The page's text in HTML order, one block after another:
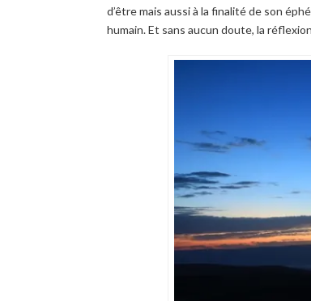
d’être mais aussi à la finalité de son
humain. Et sans aucun doute, la